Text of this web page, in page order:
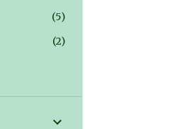
5
2